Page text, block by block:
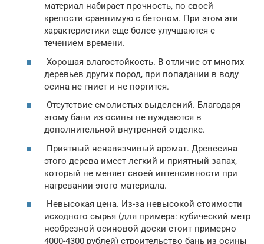
материал набирает прочность, по своей
крепости сравнимую с бетоном. При этом эти
характеристики еще более улучшаются с
течением времени.
Хорошая влагостойкость. В отличие от многих
деревьев других пород, при попадании в воду
осина не гниет и не портится.
Отсутствие смолистых выделений. Благодаря
этому бани из осины не нуждаются в
дополнительной внутренней отделке.
Приятный ненавязчивый аромат. Древесина
этого дерева имеет легкий и приятный запах,
который не меняет своей интенсивности при
нагревании этого материала.
Невысокая цена. Из-за невысокой стоимости
исходного сырья (для примера: кубический метр
необрезной осиновой доски стоит примерно
4000-4300 рублей) строительство бань из осины